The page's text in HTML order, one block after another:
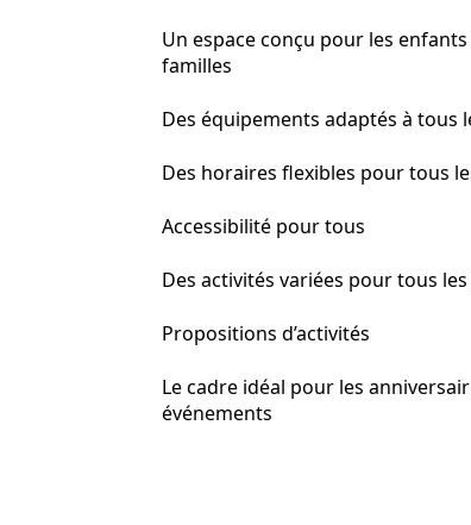
Un espace conçu pour les enfants
familles
Des équipements adaptés à tous
Des horaires flexibles pour tous
Accessibilité pour tous
Des activités variées pour tous
Propositions d’activités
Le cadre idéal pour les
événements